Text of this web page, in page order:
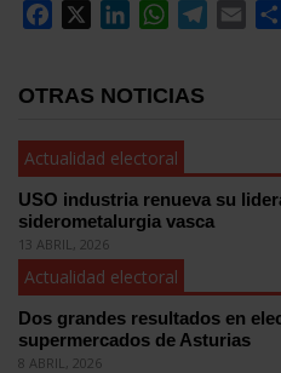
Facebook
LinkedInWhatsApp
Telegram
Email
OTRAS NOTICIAS
Actualidad electoral
USO industria renueva su
siderometalurgia vasca
13 ABRIL, 2026
Actualidad electoral
Dos grandes resultados en
supermercados de Asturias
8 ABRIL, 2026